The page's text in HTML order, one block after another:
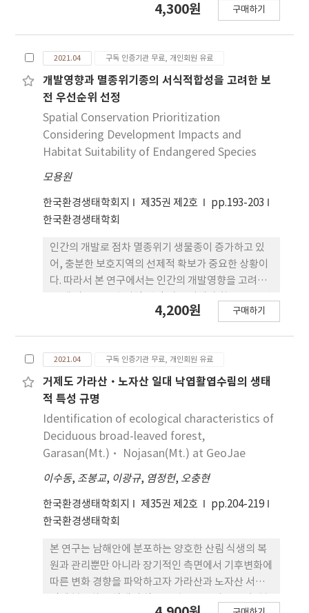
졌다. 밀도는 0.097, 지름은 7, 평균 경로거리는 2.788
며, 기존의 분석법보다 많은 양의 데이터 분석이 가능
하고 식물사회 구조 관찰에 용이했다.
식을 조사하기 위해 시행되었다. 데이터는 2019년 5
STS에서의 전반적 탐방경험의 질을 높게 평가하였
다. 또한 43.0%의 응답자가 VRS에 대하여 알고 있었
으며 정보입수 경로는 인터넷이 49.7%로 가장 높은
비율을 차지하였으며, 주변인(18.4%), 방송매체
(17.7%) 순으로 높게 나타났다. 전 응답자의 69.9%
가 VRS 시행이 STS 관리개선에 효과가 있을 것으로
생각한 반면, 79.3%의 응답자가 VRS의 운영에 따르
는 ‘번거로운 예약절차’가 문제가 있다고 인식하
였으며, ‘인터넷 친숙성에 따른 불공평
성’(78.7%), ‘자유로운 탐방기회 박탈’(76.3%)
순으로 문제가 있다고 생각하였다. VRS 시행에 대한
지지도는 고연령층, 기혼자, 고학력층, 고빈도 STS
방문경험자, 광주시 거주자, 1인 방문객이 상대그룹
보다 낮은 것으로 나타났다. ‘VRS에 대한 지식정
도’와 ‘VRS 운영에 따르는 문제에 대한 인식정
도’는 ‘VRS 시행에 대한 지지도’에 부(-)의 영
었다.
4,300원 구매하기
2021.04 구독 인증기관 무료, 개인회원 유료
개발영향과 멸종위기종의 서식적합성을 고려한 보
전 우선순위 선정
Spatial Conservation Prioritization
Considering Development Impacts and
Habitat Suitability of Endangered Species
모용원
한국환경생태학회지 제35권 제2호
pp.193-203
한국환경생태학회
인간의 개발로 점차 멸종위기 생물종이 증가하고 있
어, 충분한 보호지역의 선제적 확보가 중요한 상황이
다. 따라서 본 연구에서는 인간의 개발영향을 고려했
순위지역을 확인하였다. 보전 우선순위 도출은 보전
를 기준으로 총 네 가지의 시나리오로 분석하였다. 개
발영향은 개발면적 비율, 인구밀도, 도로망 체계, 교
통량을 이용하여 도출하였으며, 생물종 보전 대상 지
역은 제 3차 전국자연환경조사 자료의 조류, 포유류,
양서파충류의 출현자료를 이용하여 도출한 서식적합
지역을 이용하였다. 이 두 가지 요인을 입력 자료로 기
계학습 기반 최적화방법론을 이용하여 보전 우선순위
지역을 도출하였다. 연구결과, 멸종위기 생물종을 보
전하는데 중요한 역할을 할 것으로 기대되는 지역이
기존 보호지역과 떨어진 지역에서 다수 나타났으며,
개발영향을 고려했을 때는 보전우선순위 지역이 파편
화되어 나타남을 알 수 있었다. 개발영 향과 기존보호
지역을 모두 고려했을 때에도 기존 보호지역 주변으
로 이미 도로개발이 많이 이뤄져 기존 보호지역과는
떨어진 지역에서 우선순위가 높게 나타났다. 따라서
4,200원 구매하기
2021.04 구독 인증기관 무료, 개인회원 유료
거제도 가라산·노자산 일대 낙엽활엽수림의 생태
적 특성 규명
Identification of ecological characteristics of
Deciduous broad-leaved forest,
Garasan(Mt.)· Nojasan(Mt.) at GeoJae
이수동, 조봉교, 이광규, 염정헌, 오충현
한국환경생태학회지 제35권 제2호
pp.204-219
한국환경생태학회
본 연구는 남해안에 분포하는 양호한 산림 식생의 복
원과 관리뿐만 아니라 장기적인 측면에서 기후변화에
따른 변화 경향을 파악하고자 가라산과 노자산 서사